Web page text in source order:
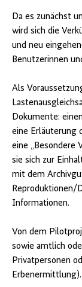
Da es zunächst
wird sich die
und neu
Benutzerinnen
Als
Dokumente:
eine Erläuterung
eine „Besondere
sie sich zur
mit dem
Reproduktionen/
Informationen.
Von dem
sowie amtlich
Privatpersonen
Erbenermittlung).